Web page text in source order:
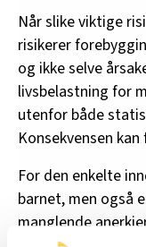
Når slike viktige
risikerer
og ikke selve
livsbelastning for
utenfor både
Konsekvensen
For den enkelte
barnet, men også
manglende